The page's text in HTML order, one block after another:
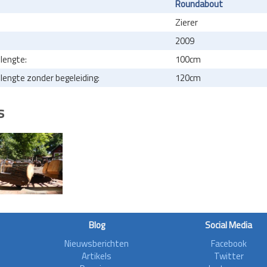
Roundabout
Zierer
2009
100cm
zonder begeleiding:
120cm
Blog
Nieuwsberichten
Artikels
Social Media
Facebook
Twitter